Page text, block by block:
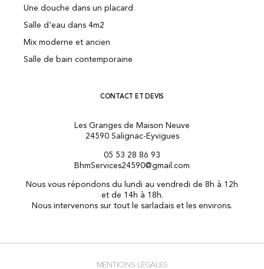
Une douche dans un placard
Salle d'eau dans 4m2
Mix moderne et ancien
Salle de bain contemporaine
CONTACT ET DEVIS
Les Granges de Maison Neuve
24590 Salignac-Eyvigues
05 53 28 86 93
BhmServices24590@gmail.com
Nous vous répondons du lundi au vendredi de 8h à 12h
et de 14h à 18h.
Nous intervenons sur tout le sarladais et les environs.
MENTIONS LÉGALES